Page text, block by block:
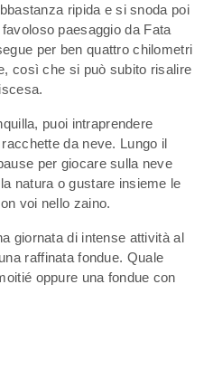
ripida e si snoda poi
paesaggio da Fata
per ben quattro chilometri
così che si può subito risalire
puoi intraprendere
da neve. Lungo il
per giocare sulla neve
natura o gustare insieme le
voi nello zaino.
giornata di intense attività al
raffinata fondue. Quale
oppure una fondue con